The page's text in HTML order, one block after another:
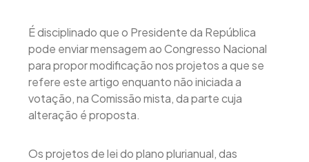
É disciplinado que o Presidente da República
pode enviar mensagem ao Congresso Nacional
para propor modificação nos projetos a que se
refere este artigo enquanto não iniciada a
votação, na Comissão mista, da parte cuja
alteração é proposta.
Os projetos de lei do plano plurianual, das